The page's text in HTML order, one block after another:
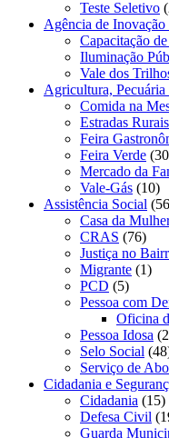
Teste Seletivo
Agência de
Capacitação
Iluminação
Vale dos
Agricultura, Pecuária
Comida na
Estradas Rurais
Feira
Feira Verde
Mercado da
Vale-Gás (10)
Assistência Social
Casa da
CRAS (76)
Justiça no
Migrante (1)
PCD (5)
Pessoa com
Oficina
Pessoa Idosa
Selo Social
Serviço de
Cidadania e
Cidadania (15)
Defesa Civil
Guarda